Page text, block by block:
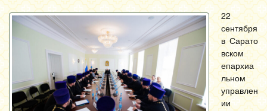
22
сентября
в Сарато
вском
епархиа
льном
управлен
ии